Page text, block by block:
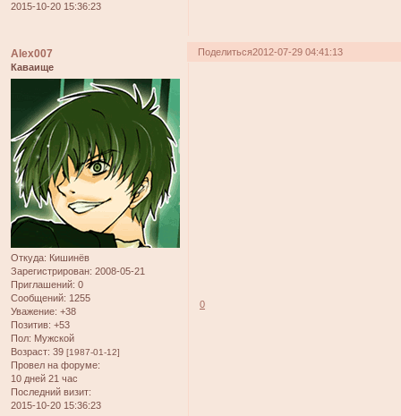
2015-10-20 15:36:23
Поделиться2012-07-29 04:41:13
Alex007
Каваище
Откуда: Кишинёв
Зарегистрирован: 2008-05-21
Приглашений: 0
Сообщений: 1255
Уважение: +38
Позитив: +53
Пол: Мужской
Возраст: 39 [1987-01-12]
Провел на форуме:
10 дней 21 час
Последний визит:
2015-10-20 15:36:23
0